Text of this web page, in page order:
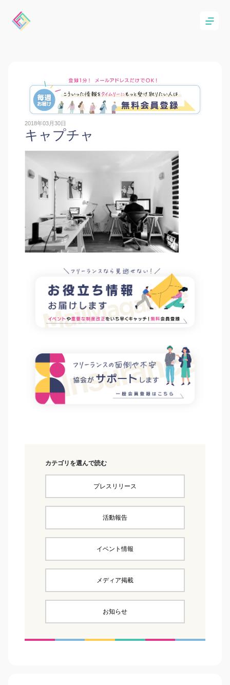
2018年03月30日
キャプチャ
カテゴリを選んで読む
プレスリリース
活動報告
イベント情報
メディア掲載
お知らせ